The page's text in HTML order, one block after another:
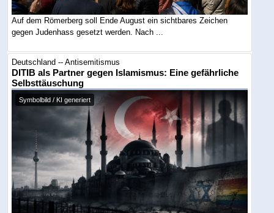
Auf dem Römerberg soll Ende August ein sichtbares Zeichen
gegen Judenhass gesetzt werden. Nach ...
Deutschland -- Antisemitismus
DITIB als Partner gegen Islamismus: Eine gefährliche
Selbsttäuschung
Symbolbild / KI generiert